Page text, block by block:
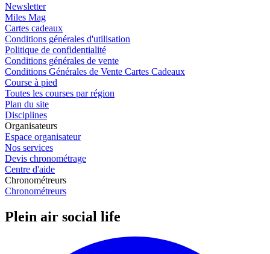
Newsletter
Miles Mag
Cartes cadeaux
Conditions générales d'utilisation
Politique de confidentialité
Conditions générales de vente
Conditions Générales de Vente Cartes Cadeaux
Course à pied
Toutes les courses par région
Plan du site
Disciplines
Organisateurs
Espace organisateur
Nos services
Devis chronométrage
Centre d'aide
Chronométreurs
Chronométreurs
Plein air social life